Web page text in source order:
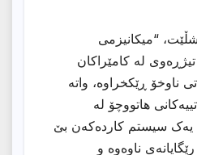
“میکانیزمی
لە کامێراکان
ناوخۆ ڕێکخراوە، واتە
هاتووچۆ لە
یەک سیستم کاردەکەن بێ
ناوەوە و